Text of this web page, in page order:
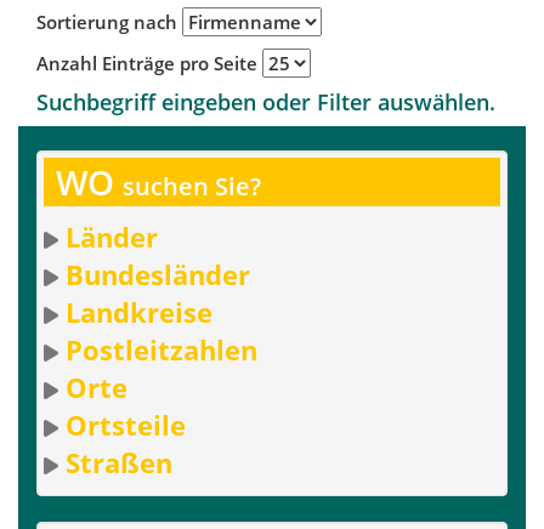
Sortierung nach
Anzahl Einträge pro Seite
Suchbegriff eingeben oder Filter auswählen.
WO suchen Sie?
Länder
Bundesländer
Landkreise
Postleitzahlen
Orte
Ortsteile
Straßen